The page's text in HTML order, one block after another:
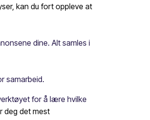
kan du fort oppleve at
dine. Alt samles i
samarbeid.
for å lære hvilke
deg det mest